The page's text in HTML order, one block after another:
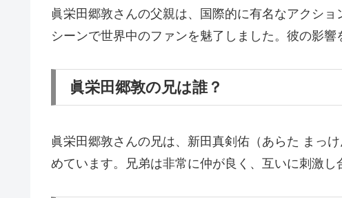
眞栄田郷敦さんの父親は、国際的に有名なアクシ
シーンで世界中のファンを魅了しました。彼の影
眞栄田郷敦の兄は誰？
眞栄田郷敦さんの兄は、新田真剣佑（あらた まっ
めています。兄弟は非常に仲が良く、互いに刺激し